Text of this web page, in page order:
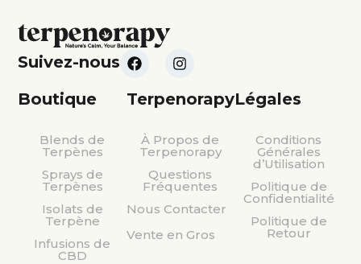
Suivez-nous
Boutique
Blends de
Terpènes
Sprays de
Terpènes
Isolats de
Terpène
Infusions de
CBD
Terpenorapy
À Propos de
Terpenorapy
Questions
Fréquentes
Nous Contacter
Vente en Gros
Légales
Conditions
Générales
d’Utilisation
Politique de
Confidentialité
Politique de
Retour